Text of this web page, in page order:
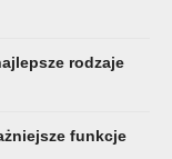
rodzaje
funkcje